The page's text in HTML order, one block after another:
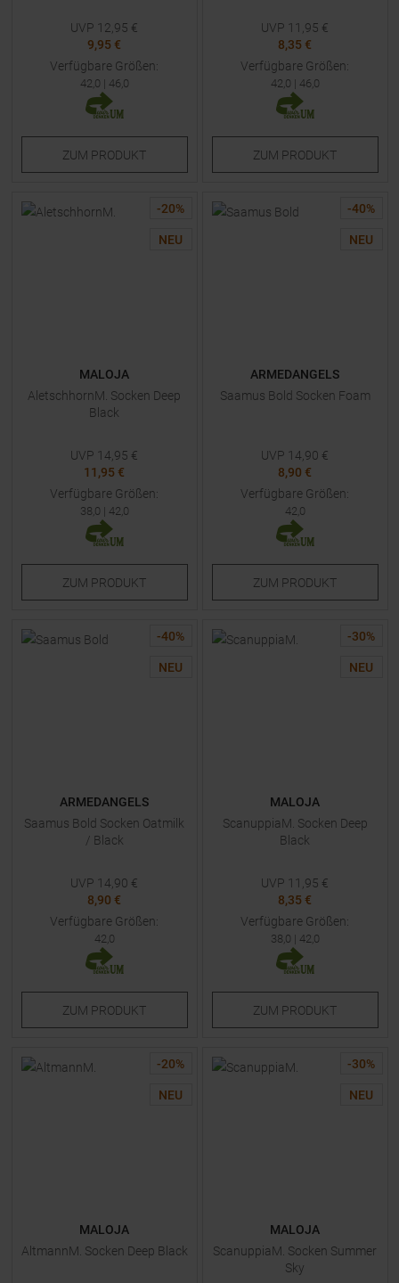
UVP 12,95 €
9,95 €
Verfügbare Größen:
42,0 | 46,0
ZUM PRODUKT
UVP 11,95 €
8,35 €
Verfügbare Größen:
42,0 | 46,0
ZUM PRODUKT
-20%
NEU
MALOJA
AletschhornM. Socken Deep
Black
UVP 14,95 €
11,95 €
Verfügbare Größen:
38,0 | 42,0
ZUM PRODUKT
-40%
NEU
ARMEDANGELS
Saamus Bold Socken Foam
UVP 14,90 €
8,90 €
Verfügbare Größen:
42,0
ZUM PRODUKT
-40%
NEU
ARMEDANGELS
Saamus Bold Socken Oatmilk
/ Black
UVP 14,90 €
8,90 €
Verfügbare Größen:
42,0
ZUM PRODUKT
-30%
NEU
MALOJA
ScanuppiaM. Socken Deep
Black
UVP 11,95 €
8,35 €
Verfügbare Größen:
38,0 | 42,0
ZUM PRODUKT
-20%
NEU
MALOJA
AltmannM. Socken Deep Black
-30%
NEU
MALOJA
ScanuppiaM. Socken Summer
Sky